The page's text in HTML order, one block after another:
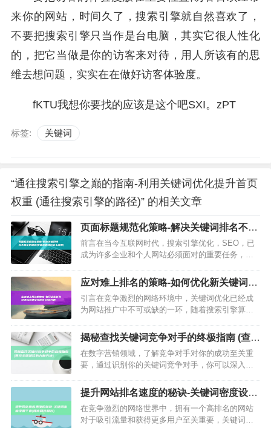
来你的网站，时间久了，搜索引擎就自然喜欢了，
不要把搜索引擎只当作是台电脑，其实它很人性化
的，把它当做是你的访客来对待，用人所该有的思
维去想问题，实实在在做好访客体验度。
fKTU我想你要找的应该是这个吧SXI。zPT
标签: 关键词
“通往搜索引擎之巅的指南-利用关键词优化提升首页
权重 (通往搜索引擎的路径)” 的相关文章
页面标题规范化策略-解决关键词排名不稳
定的根源 (页面标题规范怎么设置)
前言在当今互联网时代，搜索引擎优化，SEO，已
成为许多企业和个人网站必须面对的重要任务，通
和流量，从而带来更多的商机和用户，有时我们会
发现关键词排名并不稳定…
应对难上排名的策略-如何优化新关键词以
快速提升排名 (排名问题)
引言在竞争激烈的网络环境中，关键词优化已经成
为网站推广中不可或缺的一环，随着搜索引擎算法
排名困难的问题，本文将探讨应对这一挑战的一系
列策略和措施，旨在帮助您…
揭秘查找关键词竞争对手的终极指南 (查找
关键路径的九种方法)
在数字营销领域，了解竞争对手对你的成功至关重
要，通过识别你的关键词竞争对手，你可以深入了
关键词竞争对手的方法搜索引擎结果页面，SERP，
在Google或其他…
提升网站排名速度的秘诀-关键词密度设置
干货 (提高网站排名)
在竞争激烈的网络世界中，拥有一个高排名的网站
对于吸引流量和获得更多用户至关重要，关键词密